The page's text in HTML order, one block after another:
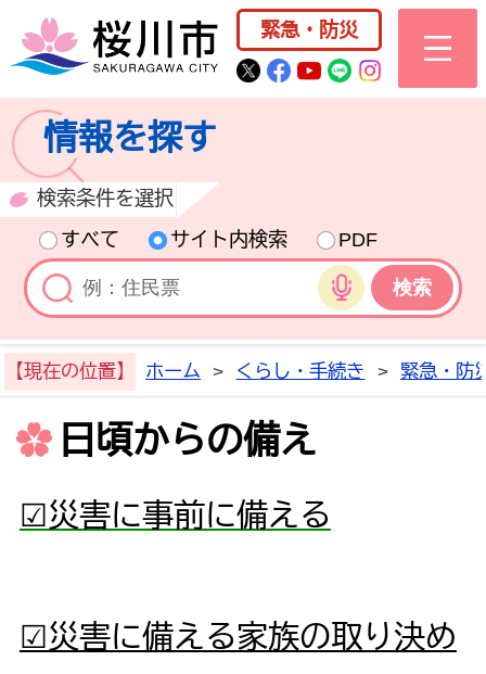
桜川市公式ホー
緊急・防災
桜川市公式Twitter
桜川市公式
桜川市公式
桜川市公式
情報を探す
検索条件を選択
すべて
サイト内検索
PDF
音声検索
【現在の位置】 ホーム > くらし・手続き > 緊急・防
日頃からの備え
☑災害に事前に備える
☑災害に備える家族の取り決め